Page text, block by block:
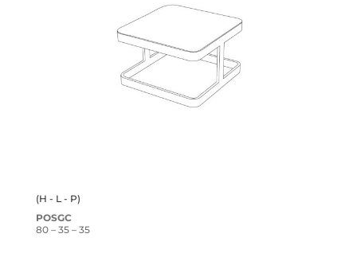
(H - L - P)
POSGC
80 – 35 – 35